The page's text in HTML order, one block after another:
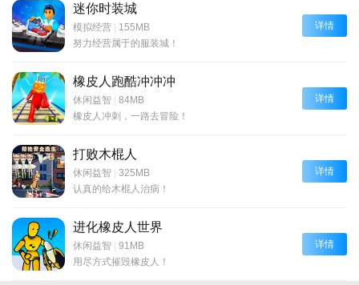
迷你时装城
模拟经营 | 155MB
努力经营属于的服装城！
详情
橡皮人跑酷冲冲冲
休闲益智 | 84MB
橡皮人冲刺，一路去冒险！
详情
打败木棍人
休闲益智 | 325MB
认真的给木棍人治病！
详情
进化橡皮人世界
休闲益智 | 91MB
用尽方式摧毁橡皮人！
详情